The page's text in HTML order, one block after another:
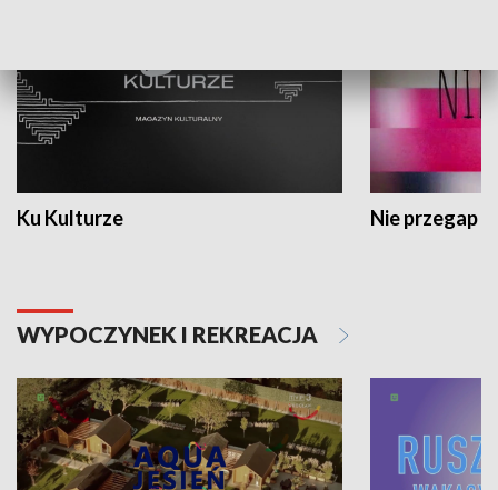
Ku Kulturze Nie przegap
WYPOCZYNEK I REKREACJA